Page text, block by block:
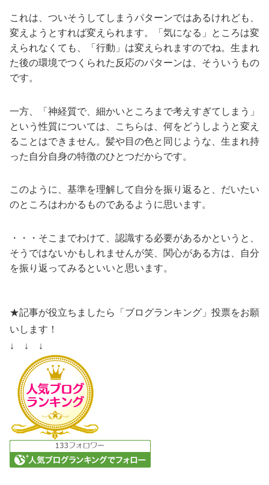
これは、ついそうしてしまうパターンではあるけれども、
変えようとすれば変えられます。「気になる」ところは変
えられなくても、「行動」は変えられますのでね。生まれ
た後の環境でつくられた反応のパターンは、そういうもの
です。
一方、「神経質で、細かいところまで考えすぎてしまう」
という性質については、こちらは、何をどうしようと変え
ることはできません。髪や目の色と同じような、生まれ持
った自分自身の特徴のひとつだからです。
このように、基準を理解して自分を振り返ると、だいたい
のところはわかるものであるように思います。
・・・そこまでわけて、認識する必要があるかというと、
そうではないかもしれませんが笑、関心がある方は、自分
を振り返ってみるといいと思います。
★記事が役立ちましたら「ブログランキング」投票をお願
いします！
↓ ↓ ↓